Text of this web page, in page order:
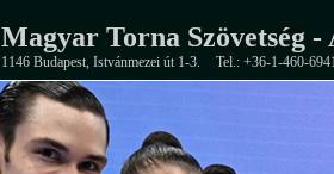
Magyar Torna Szövetség -
1146 Budapest, Istvánmezei út 1-3. Tel.: +36-1-460-